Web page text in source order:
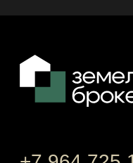
Сайт не является